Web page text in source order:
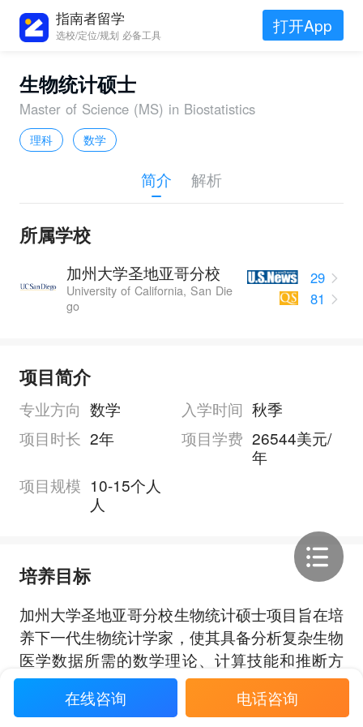
指南者留学
选校/定位/规划 必备工具 打开App
生物统计硕士
Master of Science (MS) in Biostatistics
理科 数学
简介 解析
所属学校
加州大学圣地亚哥分校
University of California, San Die
go
29
81
项目简介
专业方向 数学 入学时间 秋季
项目时长 2年 项目学费 26544美元/
年
项目规模 10-15个人
人
培养目标
加州大学圣地亚哥分校生物统计硕士项目旨在培
养下一代生物统计学家，使其具备分析复杂生物
医学数据所需的数学理论、计算技能和推断方
法。项目强调一体化、综合且高强度的课程训
练，覆盖生物统计、统计学以及生物医学数据分
展开全部
在线咨询 电话咨询